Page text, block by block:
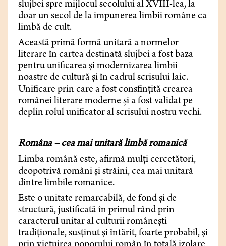
slujbei spre mijlocul secolului al XVIII-lea, la
doar un secol de la impunerea limbii române ca
limbă de cult.
Această primă formă unitară a normelor
literare în cartea destinată slujbei a fost baza
pentru unificarea și modernizarea limbii
noastre de cultură și în cadrul scrisului laic.
Unificare prin care a fost consfințită crearea
românei literare moderne și a fost validat pe
deplin rolul unificator al scrisului nostru vechi.
Româna – cea mai unitară limbă romanică
Limba română este, afirmă mulți cercetători,
deopotrivă români și străini, cea mai unitară
dintre limbile romanice.
Este o unitate remarcabilă, de fond și de
structură, justificată în primul rând prin
caracterul unitar al culturii românești
tradiționale, susținut și întărit, foarte probabil, și